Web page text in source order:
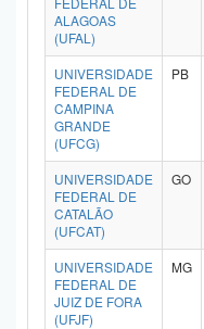
ALAGOAS
(UFAL)
UNIVERSIDADE
FEDERAL DE
CAMPINA
GRANDE
(UFCG)
PB
UNIVERSIDADE
FEDERAL DE
CATALÃO
(UFCAT)
GO
UNIVERSIDADE
FEDERAL DE
JUIZ DE FORA
(UFJF)
MG